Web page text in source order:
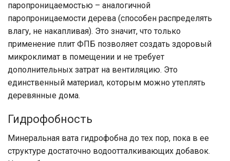
паропроницаемостью – аналогичной
паропроницаемости дерева (способен распределять
влагу, не накапливая). Это значит, что только
применение плит ФПБ позволяет создать здоровый
микроклимат в помещении и не требует
дополнительных затрат на вентиляцию. Это
единственный материал, которым можно утеплять
деревянные дома.
Гидрофобность
Минеральная вата гидрофобна до тех пор, пока в ее
структуре достаточно водоотталкивающих добавок.